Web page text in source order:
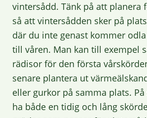
vintersådd. Tänk på att planera
så att vintersådden sker på
där du inte genast kommer
till våren. Man kan till exempel
rädisor för den första
senare plantera ut
eller gurkor på samma plats.
ha både en tidig och lång